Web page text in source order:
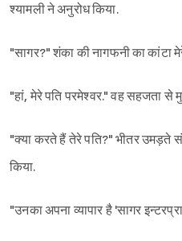
श्यामली ने अनुरोध किया.
"सागर?" शंका की नागफनी का कांटा
"हां, मेरे पति परमेश्वर." वह सहजता से
"क्या करते हैं तेरे पति?" भीतर उमड़ते
किया.
"उनका अपना व्यापार है 'सागर